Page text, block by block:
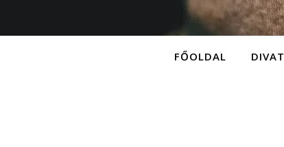
FŐOLDAL DIVAT